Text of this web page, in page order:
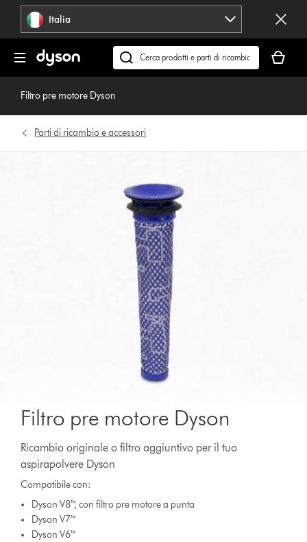
navigazione Italia
Cerca
su
carrello
è
Filtro pre motore Dyson
Parti di ricambio e accessori
Filtro pre motore Dyson
Ricambio originale o filtro aggiuntivo per il tuo
aspirapolvere Dyson
Compatibile con:
Dyson V8™, con filtro pre motore a punta
Dyson V7™
Dyson V6™